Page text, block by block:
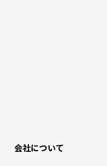
会社について